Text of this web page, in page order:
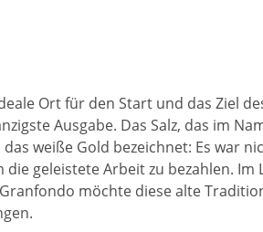
Ort für den Start und das Ziel
Ausgabe. Das Salz, das im
weiße Gold bezeichnet: Es war
geleistete Arbeit zu bezahlen. Im
möchte diese alte